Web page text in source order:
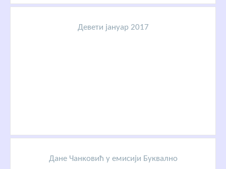
Девети јануар 2017
Дане Чанковић у емисији Буквално